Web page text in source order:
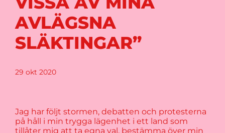
AVLÄGSNA
SLÄKTINGAR”
29 okt 2020
Jag har följt stormen, debatten och protesterna
på håll i min trygga lägenhet i ett land som
tillåter mig att ta egna val, bestämma över min